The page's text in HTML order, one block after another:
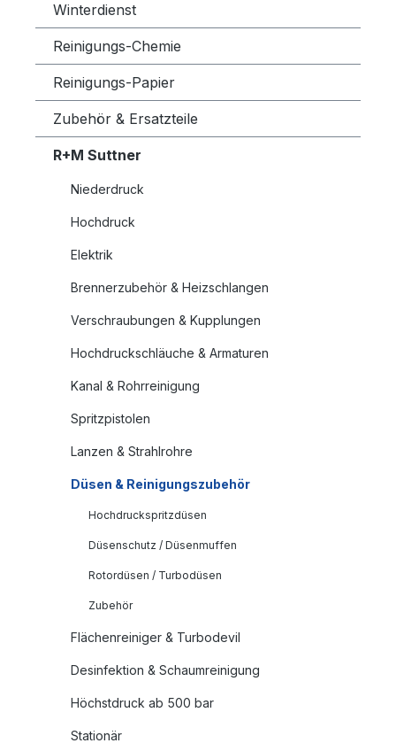
Winterdienst
Reinigungs-Chemie
Reinigungs-Papier
Zubehör & Ersatzteile
R+M Suttner
Niederdruck
Hochdruck
Elektrik
Brennerzubehör & Heizschlangen
Verschraubungen & Kupplungen
Hochdruckschläuche & Armaturen
Kanal & Rohrreinigung
Spritzpistolen
Lanzen & Strahlrohre
Düsen & Reinigungszubehör
Hochdruckspritzdüsen
Düsenschutz / Düsenmuffen
Rotordüsen / Turbodüsen
Zubehör
Flächenreiniger & Turbodevil
Desinfektion & Schaumreinigung
Höchstdruck ab 500 bar
Stationär